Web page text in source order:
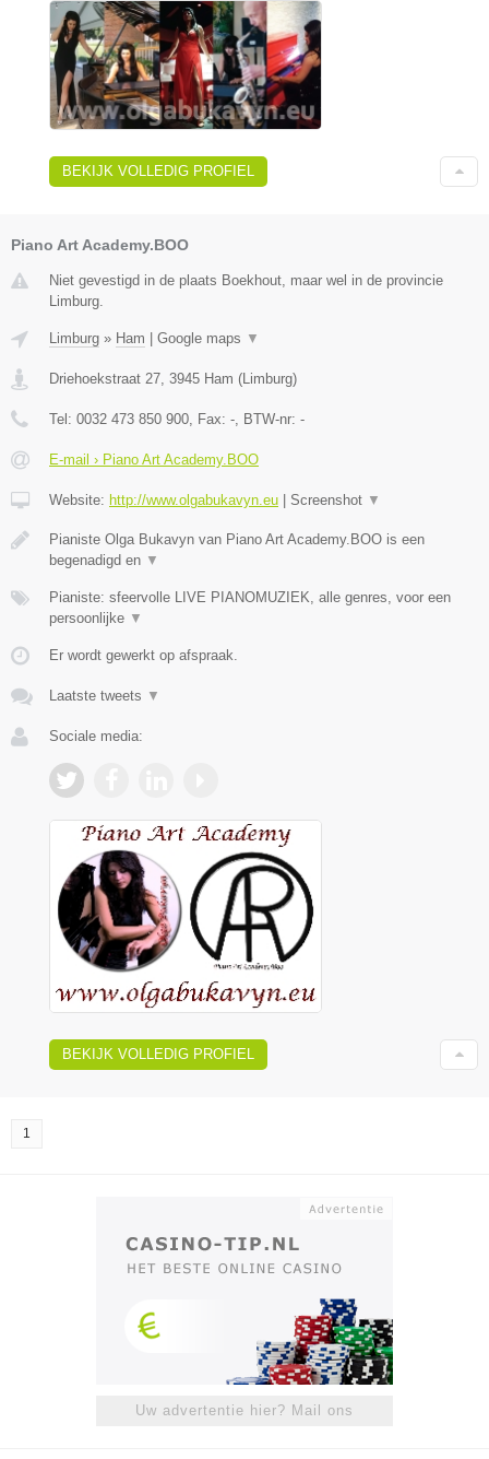
BEKIJK VOLLEDIG PROFIEL
Piano Art Academy.BOO
Niet gevestigd in de plaats Boekhout, maar wel in de provincie
Limburg.
Limburg » Ham Google maps ▼
Driehoekstraat 27, 3945 Ham (Limburg)
Tel: 0032 473 850 900, Fax: -, BTW-nr: -
E-mail › Piano Art Academy.BOO
Website: http://www.olgabukavyn.eu Screenshot ▼
Pianiste Olga Bukavyn van Piano Art Academy.BOO is een
begenadigd en ▼
Pianiste: sfeervolle LIVE PIANOMUZIEK, alle genres, voor een
persoonlijke ▼
Er wordt gewerkt op afspraak.
Laatste tweets ▼
Sociale media:
BEKIJK VOLLEDIG PROFIEL
1
Uw advertentie hier? Mail ons